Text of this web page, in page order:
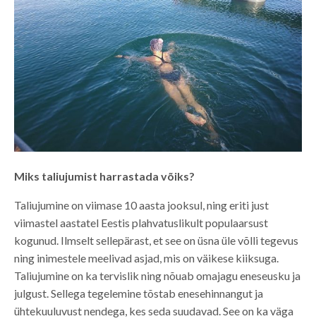
Miks taliujumist harrastada võiks?
Taliujumine on viimase 10 aasta jooksul, ning eriti just
viimastel aastatel Eestis plahvatuslikult populaarsust
kogunud. Ilmselt sellepärast, et see on üsna üle võlli tegevus
ning inimestele meelivad asjad, mis on väikese kiiksuga.
Taliujumine on ka tervislik ning nõuab omajagu eneseusku ja
julgust. Sellega tegelemine tõstab enesehinnangut ja
ühtekuuluvust nendega, kes seda suudavad. See on ka väga